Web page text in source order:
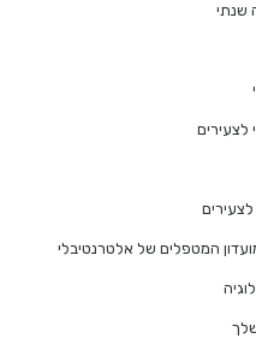
שנתי
לצעירים
המטפלים של אלטרנטיבלי